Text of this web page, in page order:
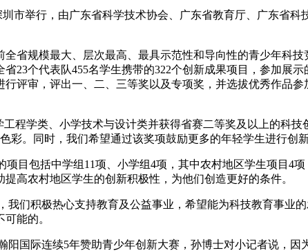
市举行，由广东省科学技术协会、广东省教育厅、广东省
省规模最大、层次最高、最具示范性和导向性的青少年科
23个代表队455名学生携带的322个创新成果项目，参加展
评审，评出一、二、三等奖以及专项奖，并选拔优秀作品
程学类、小学技术与设计类并获得省赛二等奖及以上的科技
。同时，我们希望通过该奖项鼓励更多的年轻学生进行创
目包括中学组11项、小学组4项，其中农村地区学生项目4
高农村地区学生的创新积极性，为他们创造更好的条件。
们积极热心支持教育及公益事业，希望能为科技教育事业
可能的。
国际连续5年赞助青少年创新大赛，孙博士对小记者说，